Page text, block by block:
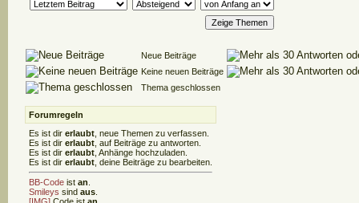
Neue Beiträge
Keine neuen Beiträge
Thema geschlossen
Forumregeln
Es ist dir erlaubt , neue Themen zu verfassen.
Es ist dir erlaubt , auf Beiträge zu antworten.
Es ist dir erlaubt , Anhänge hochzuladen.
Es ist dir erlaubt , deine Beiträge zu bearbeiten.
BB-Code ist an
Smileys sind aus